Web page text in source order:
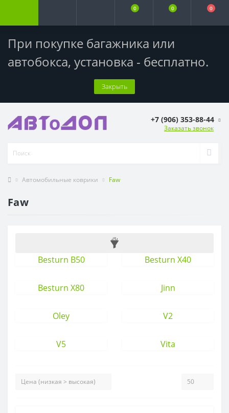
При покупке багажника или
автобокса, установка - бесплатно.
Закрыть
0 0 0
+7 (906) 353-88-44
Заказать звонок
Автомобильные коврики Faw
Faw
Besturn B50 Besturn X40
Besturn X80 Jinn
Oley V2
V5 Vita